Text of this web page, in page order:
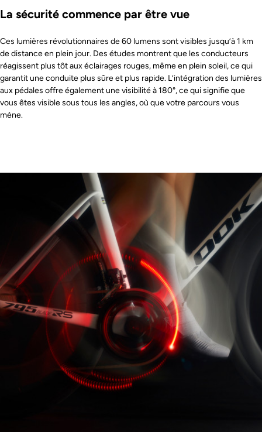
La sécurité commence par être vue
Ces lumières révolutionnaires de 60 lumens sont visibles jusqu’à 1 km
de distance en plein jour. Des études montrent que les conducteurs
réagissent plus tôt aux éclairages rouges, même en plein soleil, ce qui
garantit une conduite plus sûre et plus rapide. L’intégration des lumières
aux pédales offre également une visibilité à 180°, ce qui signifie que
vous êtes visible sous tous les angles, où que votre parcours vous
mène.